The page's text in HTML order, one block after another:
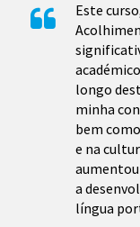
Este
longo
minha
bem
e na
a
língua